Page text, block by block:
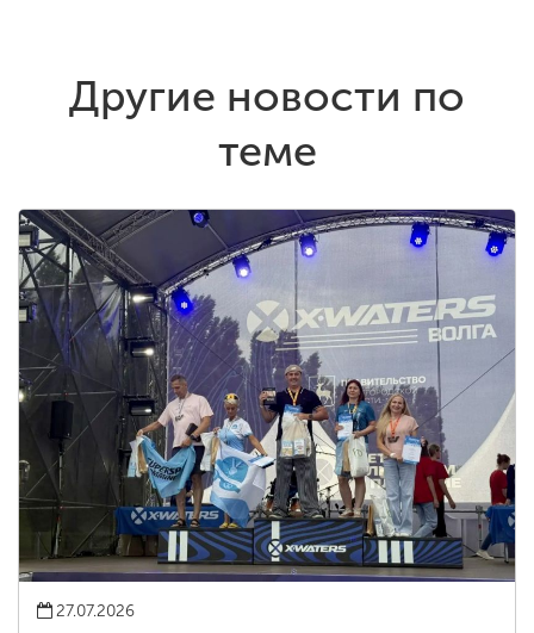
Другие новости по
теме
27.07.2026